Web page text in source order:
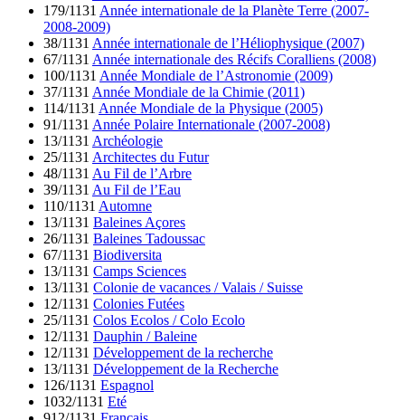
179/1131 Année internationale de la Planète Terre (2007-
2008-2009)
38/1131 Année internationale de l’Héliophysique (2007)
67/1131 Année internationale des Récifs Coralliens (2008)
100/1131 Année Mondiale de l’Astronomie (2009)
37/1131 Année Mondiale de la Chimie (2011)
114/1131 Année Mondiale de la Physique (2005)
91/1131 Année Polaire Internationale (2007-2008)
13/1131 Archéologie
25/1131 Architectes du Futur
48/1131 Au Fil de l’Arbre
39/1131 Au Fil de l’Eau
110/1131 Automne
13/1131 Baleines Açores
26/1131 Baleines Tadoussac
67/1131 Biodiversita
13/1131 Camps Sciences
13/1131 Colonie de vacances / Valais / Suisse
12/1131 Colonies Futées
25/1131 Colos Ecolos / Colo Ecolo
12/1131 Dauphin / Baleine
12/1131 Développement de la recherche
13/1131 Développement de la Recherche
126/1131 Espagnol
1032/1131 Eté